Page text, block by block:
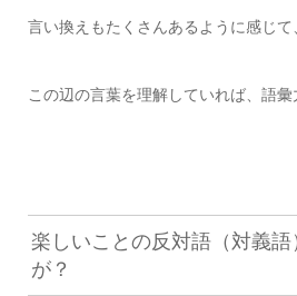
言い換えもたくさんあるように感じて
この辺の言葉を理解していれば、語彙
楽しいことの反対語（対義
が？